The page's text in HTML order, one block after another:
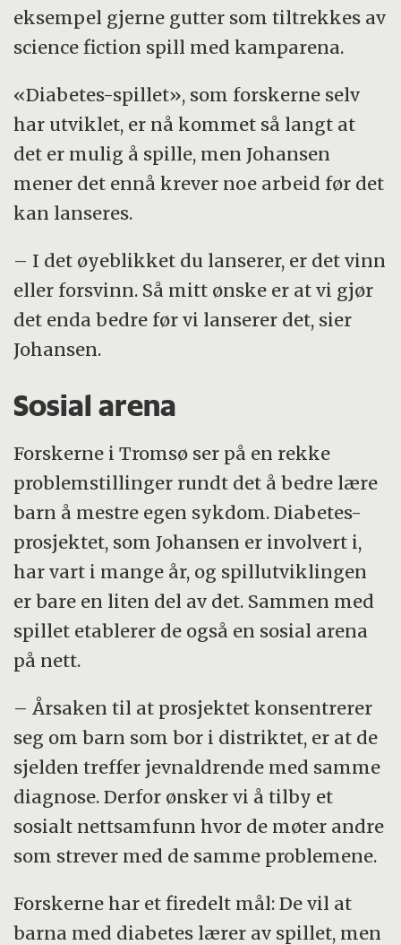
celler.
Cellene i kroppen som produserer insulin
blir ødelagt, og derfor trenger man å
tilføre insulin via medisin for å leve. Uten
insulin får ikke cellene i kroppen energi.
Kilde: Diabetesforbundet
eksempel gjerne gutter som tiltrekkes av
science fiction spill med kamparena.
«Diabetes-spillet», som forskerne selv
har utviklet, er nå kommet så langt at
det er mulig å spille, men Johansen
mener det ennå krever noe arbeid før det
kan lanseres.
– I det øyeblikket du lanserer, er det vinn
eller forsvinn. Så mitt ønske er at vi gjør
det enda bedre før vi lanserer det, sier
Johansen.
Sosial arena
Forskerne i Tromsø ser på en rekke
problemstillinger rundt det å bedre lære
barn å mestre egen sykdom. Diabetes-
prosjektet, som Johansen er involvert i,
har vart i mange år, og spillutviklingen
er bare en liten del av det. Sammen med
spillet etablerer de også en sosial arena
på nett.
– Årsaken til at prosjektet konsentrerer
seg om barn som bor i distriktet, er at de
sjelden treffer jevnaldrende med samme
diagnose. Derfor ønsker vi å tilby et
sosialt nettsamfunn hvor de møter andre
som strever med de samme problemene.
Forskerne har et firedelt mål: De vil at
barna med diabetes lærer av spillet, men